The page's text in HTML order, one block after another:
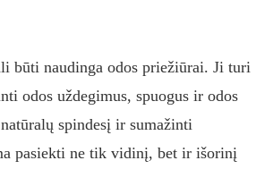
būti naudinga odos priežiūrai. Ji turi
odos uždegimus, spuogus ir odos
spindesį ir sumažinti
pasiekti ne tik vidinį, bet ir išorinį